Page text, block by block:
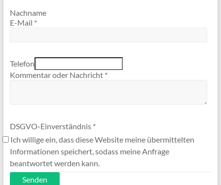
Nachname
E-Mail *
Telefon
Kommentar oder Nachricht *
DSGVO-Einverständnis *
Ich willige ein, dass diese Website meine übermittelten
Informationen speichert, sodass meine Anfrage
beantwortet werden kann.
Senden